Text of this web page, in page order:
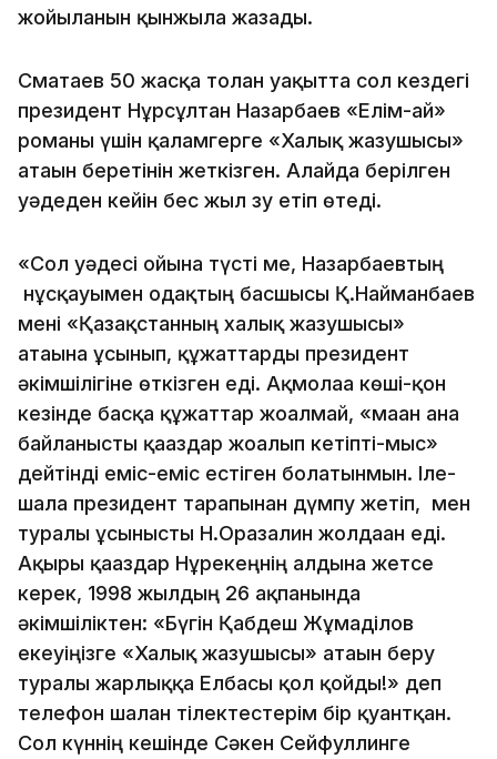
жойылғанын қынжыла жазады.
Сматаев 50 жасқа толған уақытта сол кездегі
президент Нұрсұлтан Назарбаев «Елім-ай»
романы үшін қаламгерге «Халық жазушысы»
атағын беретінін жеткізген. Алайда берілген
уәдеден кейін бес жыл зу етіп өтеді.
«Сол уәдесі ойына түсті ме, Назарбаевтың
нұсқауымен одақтың басшысы Қ.Найманбаев
мені «Қазақстанның халық жазушысы»
атағына ұсынып, құжаттарды президент
әкімшілігіне өткізген еді. Ақмолаға көші-қон
кезінде басқа құжаттар жоғалмай, «маған ғана
байланысты қағаздар жоғалып кетіпті-мыс»
дейтінді еміс-еміс естіген болатынмын. Іле-
шала президент тарапынан дүмпу жетіп, мен
туралы ұсынысты Н.Оразалин жолдаған еді.
Ақыры қағаздар Нұрекеңнің алдына жетсе
керек, 1998 жылдың 26 ақпанында
әкімшіліктен: «Бүгін Қабдеш Жұмаділов
екеуіңізге «Халық жазушысы» атағын беру
туралы жарлыққа Елбасы қол қойды!» деп
телефон шалған тілектестерім бір қуантқан.
Сол күннің кешінде Сәкен Сейфуллинге